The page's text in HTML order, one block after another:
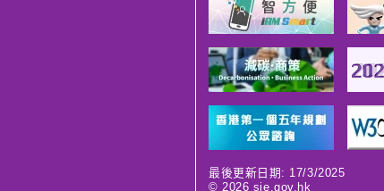
最後更新日期: 17/3/2025
©2026 sie.gov.hk